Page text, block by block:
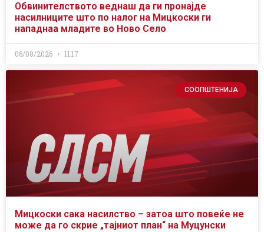
Обвинителството веднаш да ги пронајде
насилниците што по налог на Мицкоски ги
нападнаа младите во Ново Село
06/08/2026 11:17
СООПШТЕНИЈА
Мицкоски сака насилство – затоа што повеќе не
може да го скрие „тајниот план“ на Муцунски